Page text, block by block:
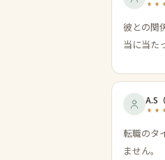
彼との関
当に当た
A.S （
転職のタ
ません。